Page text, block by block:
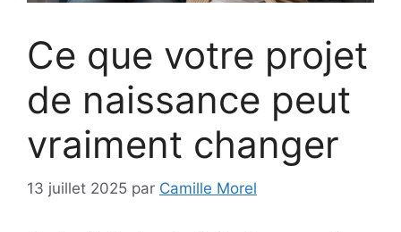
Ce que votre projet
de naissance peut
vraiment changer
13 juillet 2025 par Camille Morel